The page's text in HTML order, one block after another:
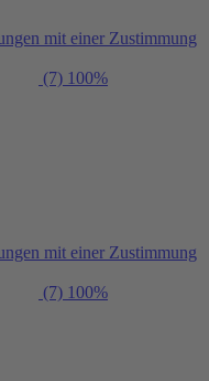
mit einer Zustimmung
(7) 100%
mit einer Zustimmung
(7) 100%